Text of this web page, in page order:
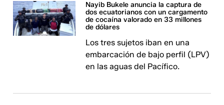
Nayib Bukele anuncia la captura de
dos ecuatorianos con un cargamento
de cocaína valorado en 33 millones
de dólares
Los tres sujetos iban en una
embarcación de bajo perfil (LPV)
en las aguas del Pacífico.